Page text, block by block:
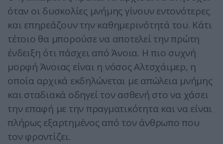
όταν οι δυσκολίες μνήμης γίνουν εντονότερες
και επηρεάζουν την καθημερινότητά του. Κάτι
τέτοιο θα μπορούσε να αποτελεί την πρώτη
ένδειξη ότι πάσχει από Άνοια. Η πιο συχνή
μορφή Άνοιας είναι η νόσος Αλτσχάιμερ, η
οποία αρχικά εκδηλώνεται με απώλεια μνήμης
και σταδιακά οδηγεί τον ασθενή στο να χάσει
την επαφή με την πραγματικότητα και να είναι
πλήρως εξαρτημένος από τον άνθρωπο που
τον φροντίζει.